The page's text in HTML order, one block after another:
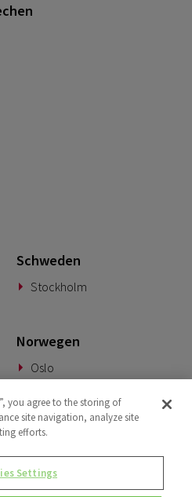
Schweden
Stockholm
Norwegen
Oslo
Slowakei
Banská Bystrica
Vereinigtes Königreich
London
you agree to the storing of
site navigation, analyze site
efforts.
Settings